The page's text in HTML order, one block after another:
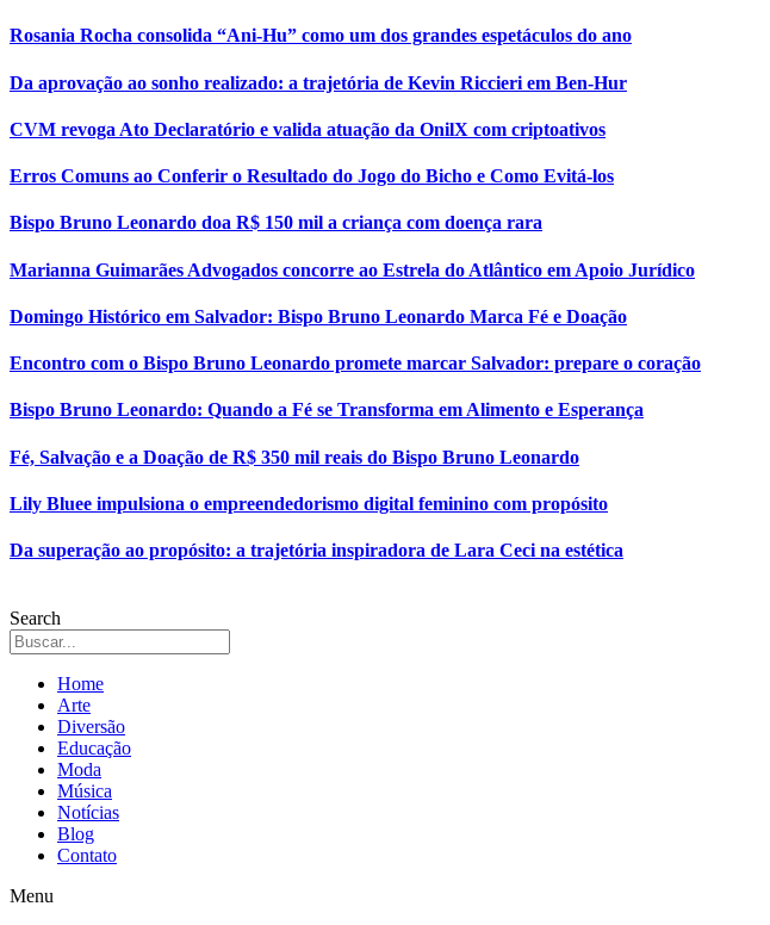
Rosania Rocha consolida “Ani-Hu” como um dos grandes espetáculos do ano
Da aprovação ao sonho realizado: a trajetória de Kevin Riccieri em Ben-Hur
CVM revoga Ato Declaratório e valida atuação da OnilX com criptoativos
Erros Comuns ao Conferir o Resultado do Jogo do Bicho e Como Evitá-los
Bispo Bruno Leonardo doa R$ 150 mil a criança com doença rara
Marianna Guimarães Advogados concorre ao Estrela do Atlântico em Apoio Jurídico
Domingo Histórico em Salvador: Bispo Bruno Leonardo Marca Fé e Doação
Encontro com o Bispo Bruno Leonardo promete marcar Salvador: prepare o coração
Bispo Bruno Leonardo: Quando a Fé se Transforma em Alimento e Esperança
Fé, Salvação e a Doação de R$ 350 mil reais do Bispo Bruno Leonardo
Lily Bluee impulsiona o empreendedorismo digital feminino com propósito
Da superação ao propósito: a trajetória inspiradora de Lara Ceci na estética
Search
Home
Arte
Diversão
Educação
Moda
Música
Notícias
Blog
Contato
Menu